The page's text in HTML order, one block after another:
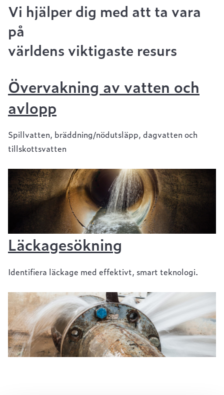
Vi hjälper dig med att ta vara
på
världens viktigaste resurs
Övervakning av vatten och
avlopp
Spillvatten, bräddning/nödutsläpp, dagvatten och
tillskottsvatten
Läckagesökning
Identifiera läckage med effektivt, smart teknologi.